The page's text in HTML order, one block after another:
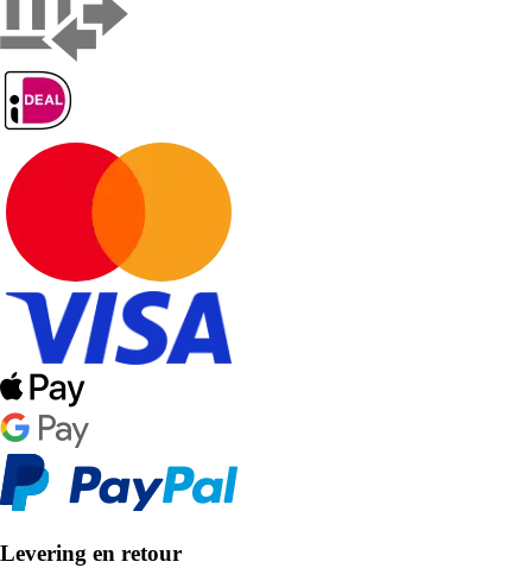
Levering en retour